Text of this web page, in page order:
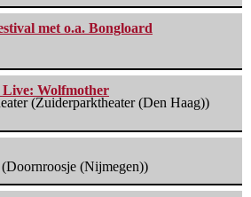
met o.a. Bongloard
Wolfmother
(Zuiderparktheater (Den Haag))
(Nijmegen))